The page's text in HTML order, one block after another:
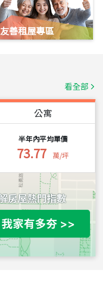
友善租屋專區
看全部
公寓
半年內平均單價
73.77 萬/坪